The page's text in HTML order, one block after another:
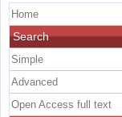
Home
Search
Simple
Advanced
Open Access full text